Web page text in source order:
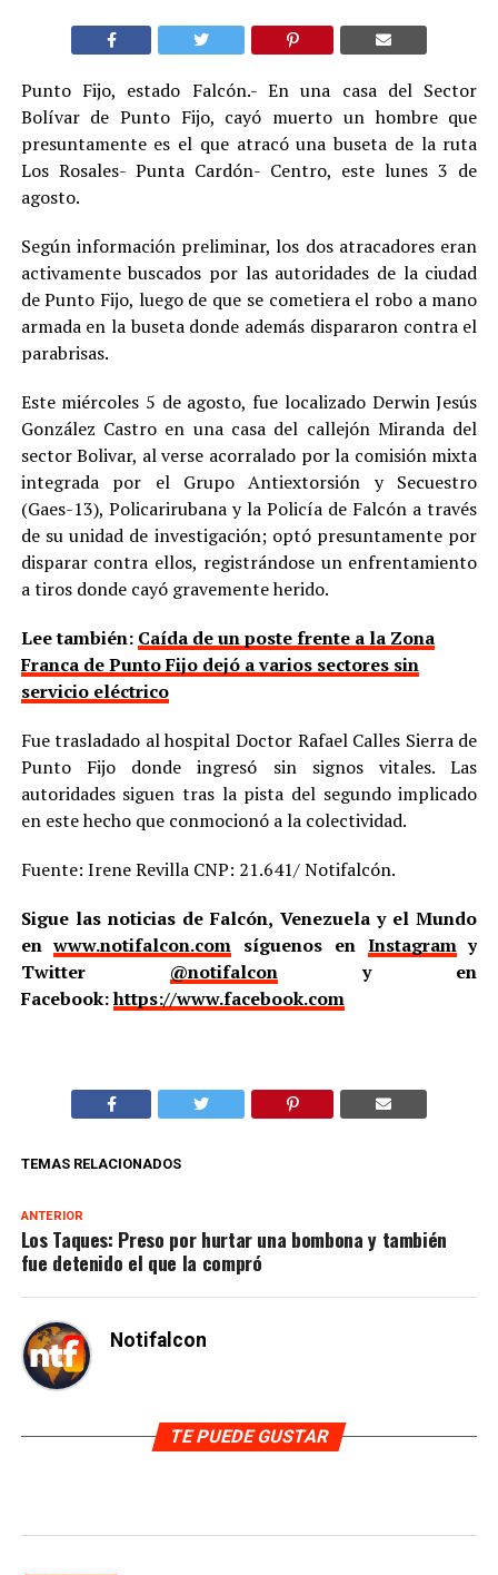
Punto Fijo, estado Falcón.- En una casa del Sector
Bolívar de Punto Fijo, cayó muerto un hombre que
presuntamente es el que atracó una buseta de la ruta
Los Rosales- Punta Cardón- Centro, este lunes 3 de
agosto.
Según información preliminar, los dos atracadores eran
activamente buscados por las autoridades de la ciudad
de Punto Fijo, luego de que se cometiera el robo a mano
armada en la buseta donde además dispararon contra el
parabrisas.
Este miércoles 5 de agosto, fue localizado Derwin Jesús
González Castro en una casa del callejón Miranda del
sector Bolivar, al verse acorralado por la comisión mixta
integrada por el Grupo Antiextorsión y Secuestro
(Gaes-13), Policarirubana y la Policía de Falcón a través
de su unidad de investigación; optó presuntamente por
disparar contra ellos, registrándose un enfrentamiento
a tiros donde cayó gravemente herido.
Lee también: Caída de un poste frente a la Zona
Franca de Punto Fijo dejó a varios sectores sin
servicio eléctrico
Fue trasladado al hospital Doctor Rafael Calles Sierra de
Punto Fijo donde ingresó sin signos vitales. Las
autoridades siguen tras la pista del segundo implicado
en este hecho que conmocionó a la colectividad.
Fuente: Irene Revilla CNP: 21.641/ Notifalcón.
Sigue las noticias de Falcón, Venezuela y el Mundo
enwww.notifalcon.com síguenos en Instagramy
Twitter @notifalcony en
Facebook:https://www.facebook.com
TEMAS RELACIONADOS
ANTERIOR
Los Taques: Preso por hurtar una bombona y también
fue detenido el que la compró
Notifalcon
TE PUEDE GUSTAR